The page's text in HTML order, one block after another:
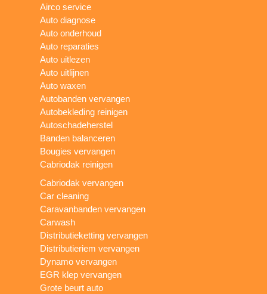
Airco service
Auto diagnose
Auto onderhoud
Auto reparaties
Auto uitlezen
Auto uitlijnen
Auto waxen
Autobanden vervangen
Autobekleding reinigen
Autoschadeherstel
Banden balanceren
Bougies vervangen
Cabriodak reinigen
Cabriodak vervangen
Car cleaning
Caravanbanden vervangen
Carwash
Distributieketting vervangen
Distributieriem vervangen
Dynamo vervangen
EGR klep vervangen
Grote beurt auto